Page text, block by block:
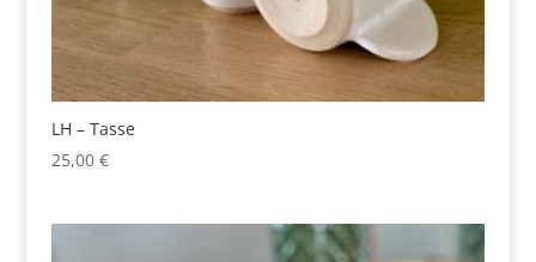
LH – Tasse
25,00 €